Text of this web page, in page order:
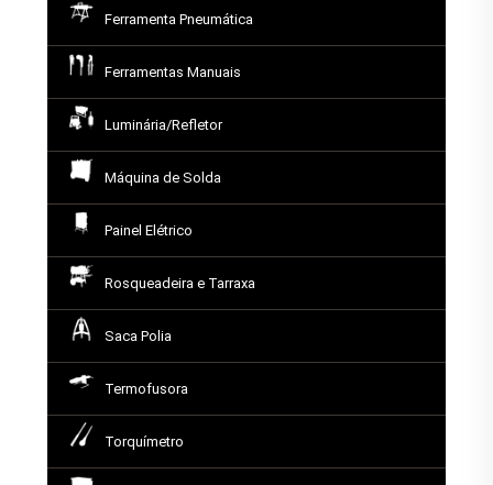
Ferramenta Pneumática
Ferramentas Manuais
Luminária/Refletor
Máquina de Solda
Painel Elétrico
Rosqueadeira e Tarraxa
Saca Polia
Termofusora
Torquímetro